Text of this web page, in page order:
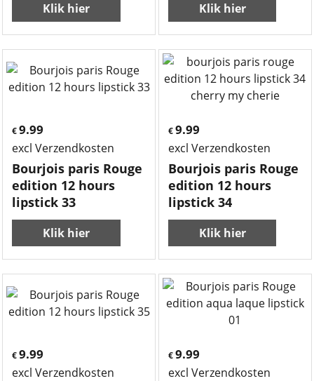
Klik hier Klik hier
€ 9.99
excl Verzendkosten
Bourjois paris Rouge
edition 12 hours
lipstick 33
Klik hier
€9.99
excl Verzendkosten
Bourjois paris Rouge
edition 12 hours
lipstick 34
Klik hier
€ 9.99
excl Verzendkosten
€9.99
excl Verzendkosten